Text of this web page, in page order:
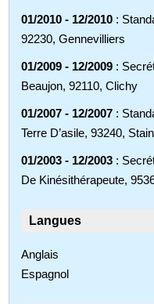
01/2010 - 12/2010 :
92230, Gennevilliers
01/2009 - 12/2009 :
Beaujon, 92110, Clichy
01/2007 - 12/2007 :
Terre D’asile, 93240,
01/2003 - 12/2003 :
De Kinésithérapeute,
Langues
Anglais
Espagnol